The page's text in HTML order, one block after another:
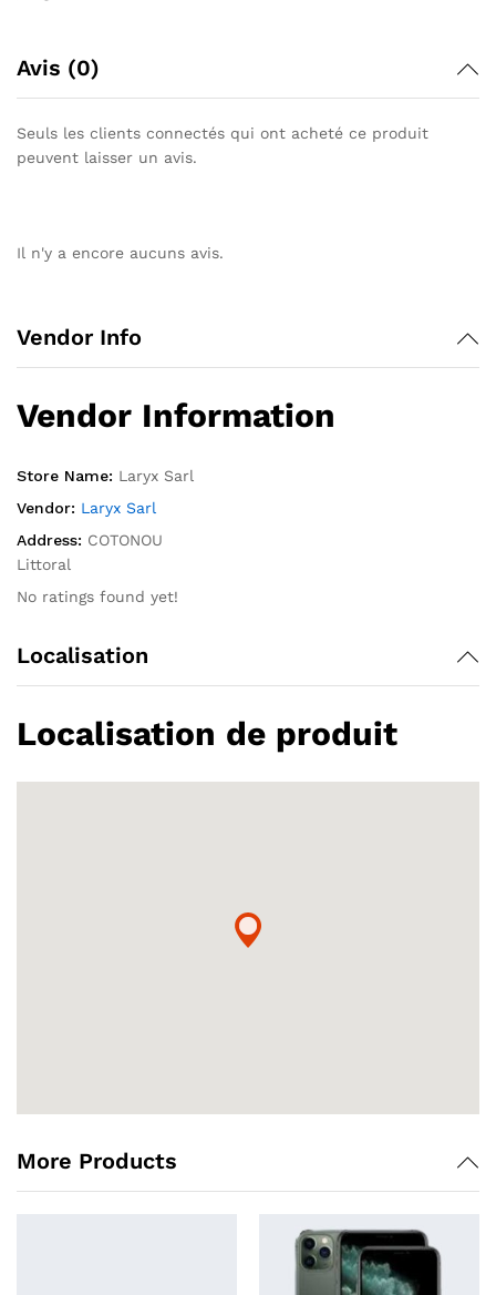
Avis (0)
Seuls les clients connectés qui ont acheté ce produit
peuvent laisser un avis.
Il n'y a encore aucuns avis.
Vendor Info
Vendor Information
Store Name: Laryx Sarl
Vendor: Laryx Sarl
Address: COTONOU
Littoral
No ratings found yet!
Localisation
Localisation de produit
More Products